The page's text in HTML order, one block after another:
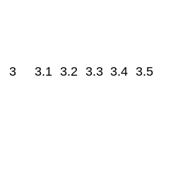
3 3.1 3.2 3.3 3.4 3.5